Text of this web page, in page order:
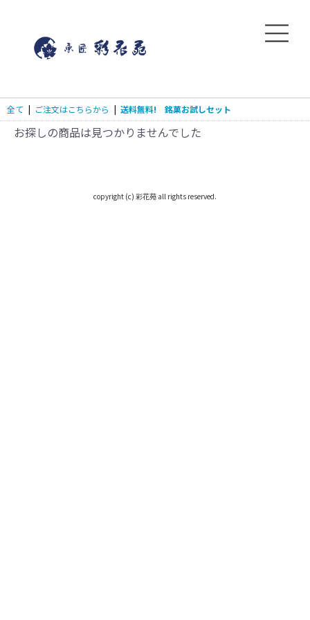
全て | ご注文はこちらから | 送料無料! 銘菓お試しセット
お探しの商品は見つかりませんでした
copyright (c) 彩花苑 all rights reserved.